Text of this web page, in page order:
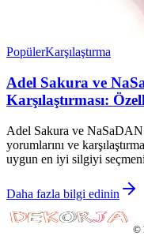
PopülerKarşılaştırma
Adel Sakura ve
Karşılaştırması:
Adel Sakura ve
yorumlarını ve
uygun en iyi silgiyi
Daha fazla bilgi edinin
©